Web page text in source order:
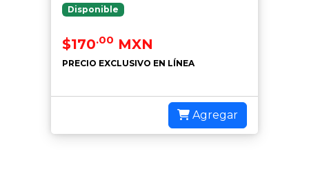
Disponible
$170.00 MXN
PRECIO EXCLUSIVO EN LÍNEA
Agregar